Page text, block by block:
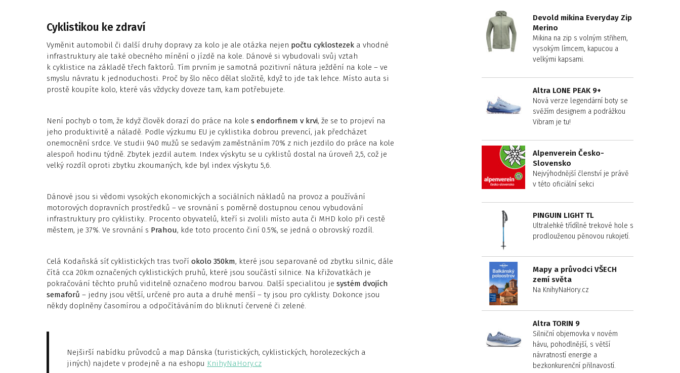
Cyklistikou ke zdraví
Vyměnit automobil či další druhy dopravy za kolo je ale otázka nejen počtu cyklostezek a vhodné
infrastruktury ale také obecného mínění o jízdě na kole. Dánové si vybudovali svůj vztah
k cyklistice na základě třech faktorů. Tím prvním je samotná pozitivní nátura ježdění na kole – ve
smyslu návratu k jednoduchosti. Proč by šlo něco dělat složitě, když to jde tak lehce. Místo auta si
prostě koupíte kolo, které vás vždycky doveze tam, kam potřebujete.
Není pochyb o tom, že když člověk dorazí do práce na kole s endorfinem v krvi, že se to projeví na
jeho produktivitě a náladě. Podle výzkumu EU je cyklistika dobrou prevencí, jak předcházet
onemocnění srdce. Ve studii 940 mužů se sedavým zaměstnáním 70% z nich jezdilo do práce na kole
alespoň hodinu týdně. Zbytek jezdil autem. Index výskytu se u cyklistů dostal na úroveň 2,5, což je
velký rozdíl oproti zbytku zkoumaných, kde byl index výskytu 5,6.
Dánové jsou si vědomi vysokých ekonomických a sociálních nákladů na provoz a používání
motorových dopravních prostředků – ve srovnání s poměrně dostupnou cenou vybudování
infrastruktury pro cyklistiky.. Procento obyvatelů, kteří si zvolili místo auta či MHD kolo při cestě
městem, je 37%. Ve srovnání s Prahou, kde toto procento činí 0.5%, se jedná o obrovský rozdíl.
Celá Kodaňská síť cyklistických tras tvoří okolo 350km, které jsou separované od zbytku silnic, dále
čítá cca 20km označených cyklistických pruhů, které jsou součástí silnice. Na křižovatkách je
pokračování těchto pruhů viditelně označeno modrou barvou. Další specialitou je systém dvojích
semaforů – jedny jsou větší, určené pro auta a druhé menší – ty jsou pro cyklisty. Dokonce jsou
někdy doplněny časomírou a odpočítáváním do bliknutí červené či zelené.
Nejširší nabídku průvodců a map Dánska (turistických, cyklistických, horolezeckých a
jiných) najdete v prodejně a na eshopu KnihyNaHory.cz
Devold mikina Everyday Zip
Merino
Mikina na zip s volným střihem,
vysokým límcem, kapucou a
velkými kapsami.
Altra LONE PEAK 9+
Nová verze legendární boty se
svěžím designem a podrážkou
Vibram je tu!
Alpenverein Česko-
Slovensko
Nejvýhodnější členství je právě
v této oficiální sekci
PINGUIN LIGHT TL
Ultralehké třídílné trekové hole s
prodlouženou pěnovou rukojetí.
Mapy a průvodci VŠECH
zemí světa
Na KnihyNaHory.cz
Altra TORIN 9
Silniční objemovka v novém
hávu, pohodlnější, s větší
návratností energie a
bezkonkurenční přilnavostí.